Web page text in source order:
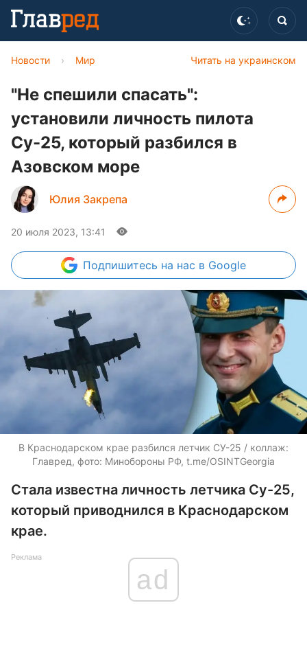
Читать на украинском
Новости › Мир
"Не спешили спасать":
установили личность пилота
Су-25, который разбился в
Азовском море
Юлия Закрепа
20 июля 2023, 13:41
Подпишитесь на нас в Google
В Краснодарском крае разбился летчик СУ-25 / коллаж:
Главред, фото: Минобороны РФ, t.me/OSINTGeorgia
Стала известна личность летчика Су-25,
который приводнился в Краснодарском
крае.
Реклама
ad